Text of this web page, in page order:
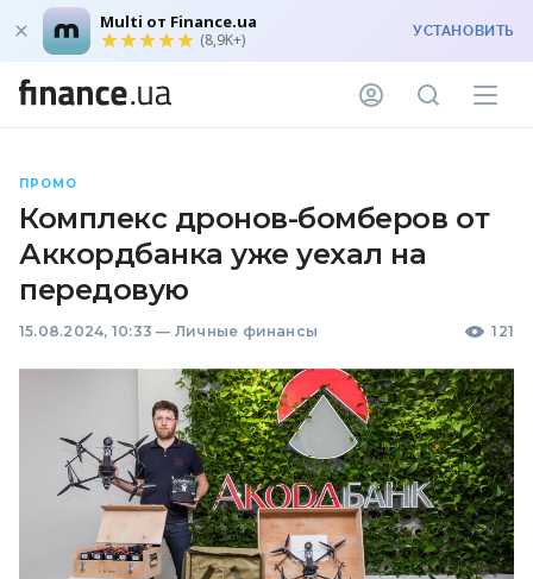
Multi от Finance.ua
(8,9K+) УСТАНОВИТЬ
ПРОМО
Комплекс дронов-бомберов от
Аккордбанка уже уехал на
передовую
15.08.2024, 10:33 — Личные финансы 121